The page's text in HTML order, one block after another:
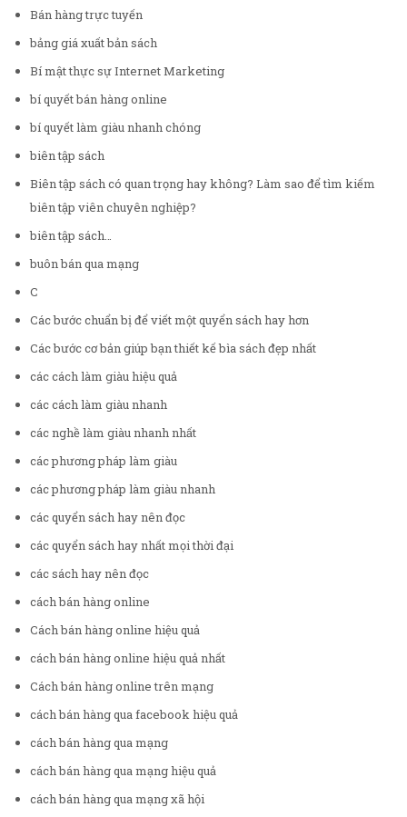
Bán hàng trực tuyến
bảng giá xuất bản sách
Bí mật thực sự Internet Marketing
bí quyết bán hàng online
bí quyết làm giàu nhanh chóng
biên tập sách
Biên tập sách có quan trọng hay không? Làm sao để tìm kiếm
biên tập viên chuyên nghiệp?
biên tập sách…
buôn bán qua mạng
C
Các bước chuẩn bị để viết một quyển sách hay hơn
Các bước cơ bản giúp bạn thiết kế bìa sách đẹp nhất
các cách làm giàu hiệu quả
các cách làm giàu nhanh
các nghề làm giàu nhanh nhất
các phương pháp làm giàu
các phương pháp làm giàu nhanh
các quyển sách hay nên đọc
các quyển sách hay nhất mọi thời đại
các sách hay nên đọc
cách bán hàng online
Cách bán hàng online hiệu quả
cách bán hàng online hiệu quả nhất
Cách bán hàng online trên mạng
cách bán hàng qua facebook hiệu quả
cách bán hàng qua mạng
cách bán hàng qua mạng hiệu quả
cách bán hàng qua mạng xã hội